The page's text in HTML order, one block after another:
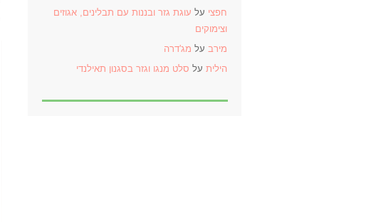
חפצי על עוגת גזר ובננות עם תבלינים, אגוזים
וצימוקים
מירב על מג'דרה
הילית על סלט מנגו וגזר בסגנון תאילנדי